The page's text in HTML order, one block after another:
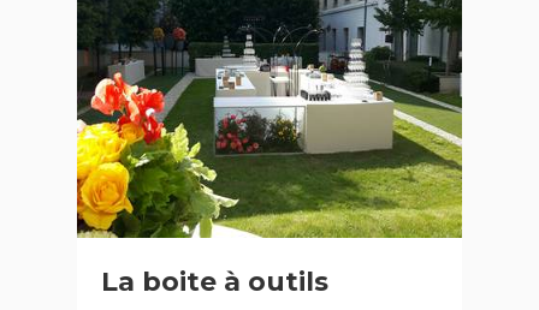
La boite à outils